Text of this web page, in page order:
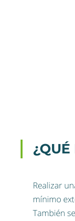
¿QUÉ
Realizar
mínimo
También